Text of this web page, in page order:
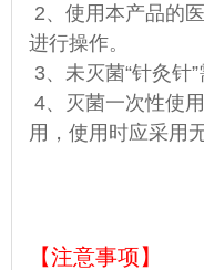
2、使用本产品的
进行操作。
3、未灭菌“针灸针
4、灭菌一次性使
用，使用时应采用
【注意事项】